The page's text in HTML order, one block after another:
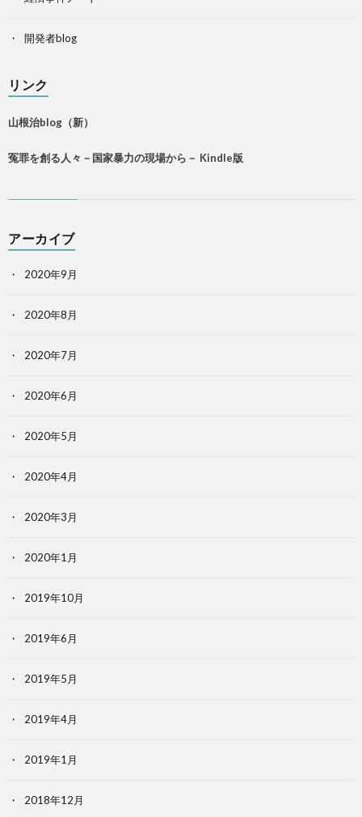
開発者blog
リンク
山根治blog（新）
冤罪を創る人々－国家暴力の現場から－ Kindle版
アーカイブ
2020年9月
2020年8月
2020年7月
2020年6月
2020年5月
2020年4月
2020年3月
2020年1月
2019年10月
2019年6月
2019年5月
2019年4月
2019年1月
2018年12月